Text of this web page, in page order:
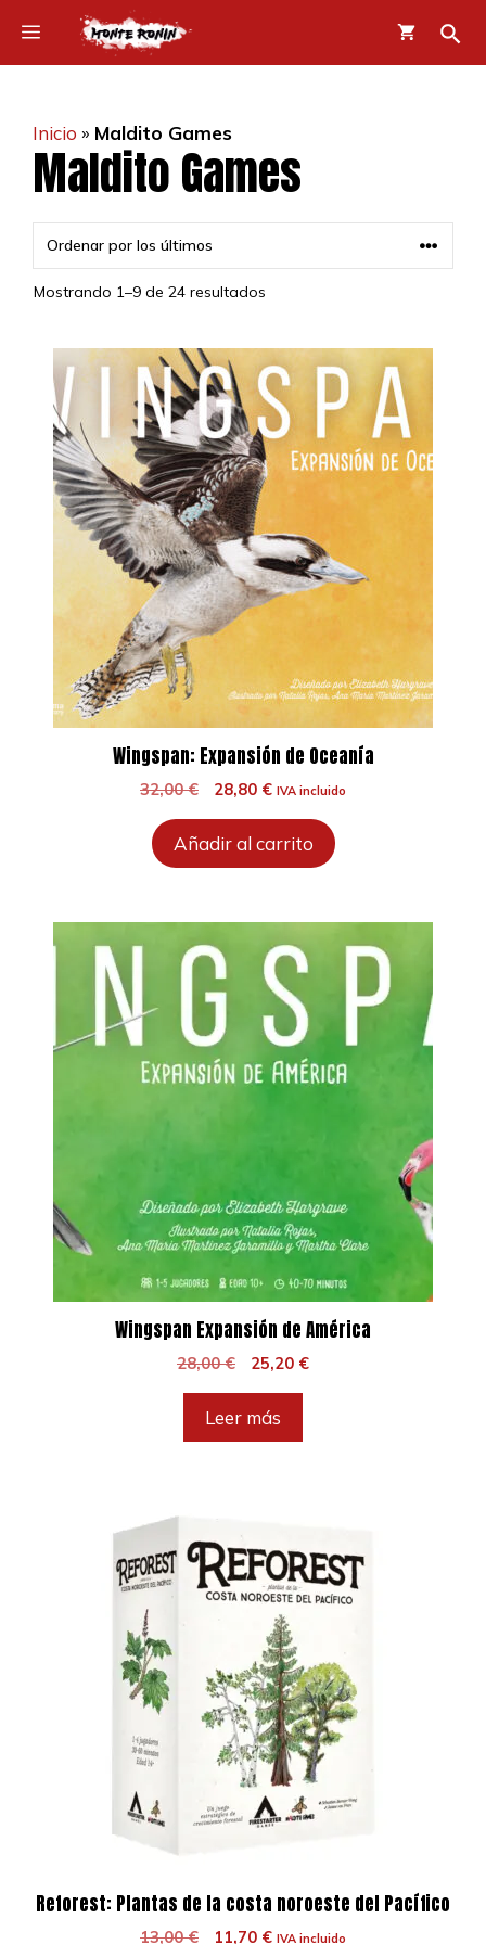
contenido
Menú
Inicio » Maldito Games
Maldito Games
Mostrando 1–18 de 24 resultados
Wingspan: Expansión de Oceanía
32,00€
El
original
era:
28,80 €El
actual
es:
IVA incluido
Añadir al carrito
Wingspan Expansión de América
28,00€
El
original
era:
25,20 €El
Leer más
Reforest: Plantas de la costa noroeste del Pacífico
13,00€
El
11,70 €ElIVA incluido